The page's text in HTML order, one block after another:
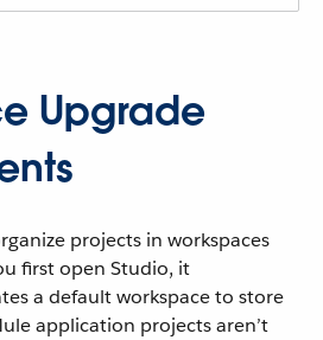
Upgrade
projects in workspaces
first open Studio, it
a default workspace to store
application projects aren’t